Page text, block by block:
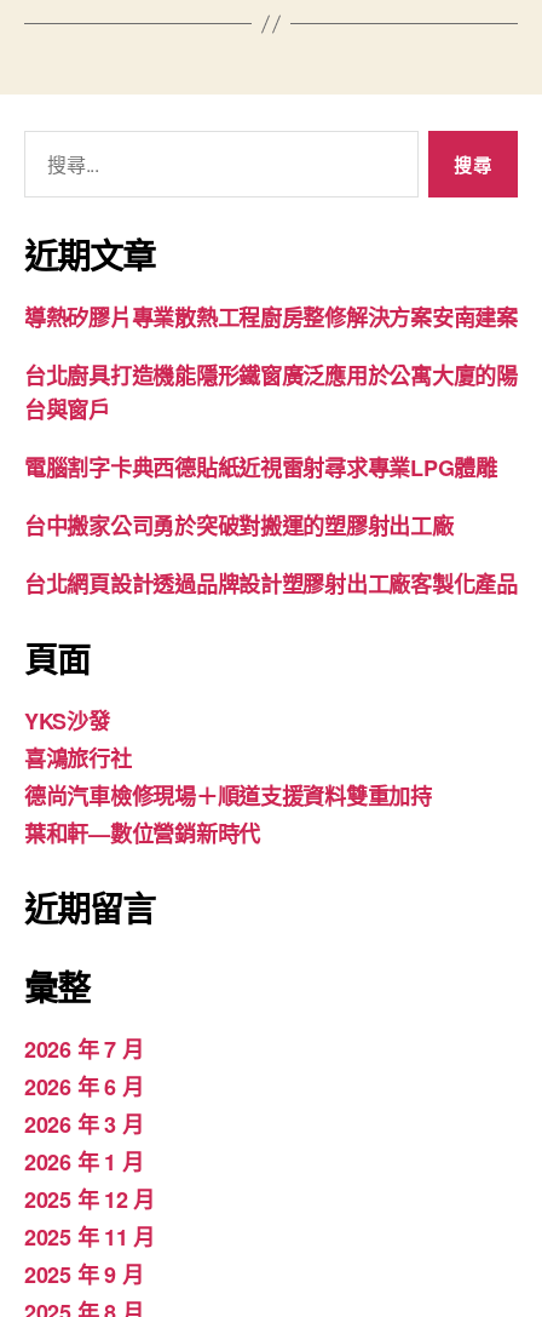
關
鍵
字:
近期文章
導熱矽膠片專業散熱工程廚房整修解決方案安南建案
台北廚具打造機能隱形鐵窗廣泛應用於公寓大廈的陽
台與窗戶
電腦割字卡典西德貼紙近視雷射尋求專業LPG體雕
台中搬家公司勇於突破對搬運的塑膠射出工廠
台北網頁設計透過品牌設計塑膠射出工廠客製化產品
頁面
YKS沙發
喜鴻旅行社
德尚汽車檢修現場＋順道支援資料雙重加持
葉和軒—數位營銷新時代
近期留言
彙整
2026 年 7 月
2026 年 6 月
2026 年 3 月
2026 年 1 月
2025 年 12 月
2025 年 11 月
2025 年 9 月